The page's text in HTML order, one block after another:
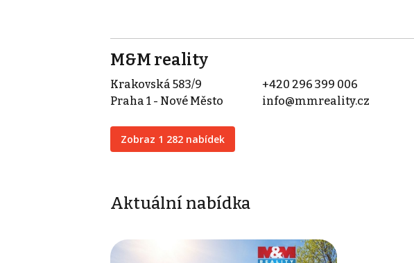
M&M reality
Krakovská 583/9
Praha 1 - Nové Město
Zobraz 1 282 nabídek
+420 296 399 006
info@mmreality.cz
Aktuální nabídka